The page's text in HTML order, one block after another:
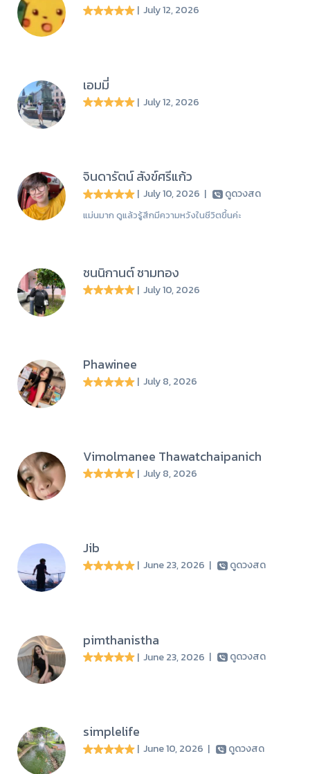
| July 12, 2026
เอมมี่
| July 12, 2026
จินดารัตน์ สังข์ศรีแก้ว
| July 10, 2026 | ดูดวงสด
แม่นมาก ดูแล้วรู้สึกมีความหวังในชีวิตขึ้นค่ะ
ชนนิกานต์ ชามทอง
| July 10, 2026
Phawinee
| July 8, 2026
Vimolmanee Thawatchaipanich
| July 8, 2026
Jib
| June 23, 2026 | ดูดวงสด
pimthanistha
| June 23, 2026 | ดูดวงสด
simplelife
| June 10, 2026 | ดูดวงสด